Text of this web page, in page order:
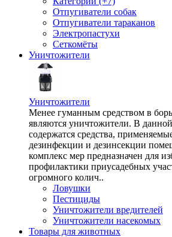
Отпугиватели собак
Отпугиватели тараканов
Электропастухи
Сеткомёты
Уничтожители
Уничтожители
Менее гуманным средством в
являются уничтожители. В
содержатся средства,
дезинфекции и дезинсекции
комплекс мер предназначен для
профилактики приусадебных
огромного колич..
Ловушки
Пестициды
Уничтожители вредителей
Уничтожители насекомых
Товары для животных